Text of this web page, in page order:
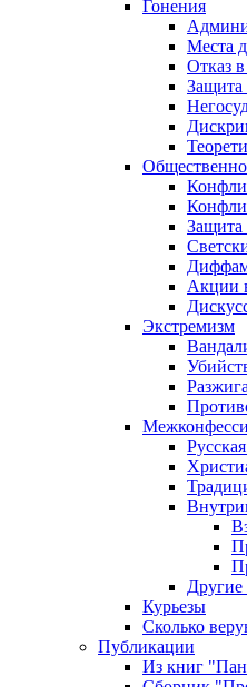
Гонения
Места
Отказ
Защита
Защита
Акции
Экстремизм
Другие
Курьезы
Сколько
Публикации
Из книг